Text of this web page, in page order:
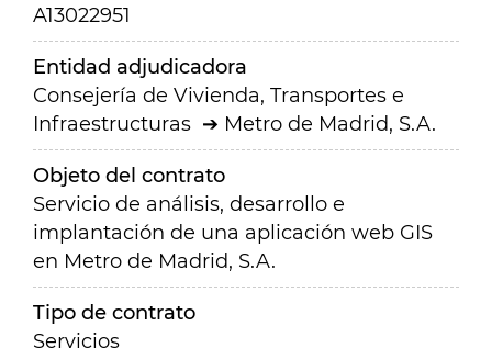
A13022951
Entidad adjudicadora
Consejería de Vivienda, Transportes e
Infraestructuras
Metro de Madrid, S.A.
Objeto del contrato
Servicio de análisis, desarrollo e
implantación de una aplicación web GIS
en Metro de Madrid, S.A.
Tipo de contrato
Servicios